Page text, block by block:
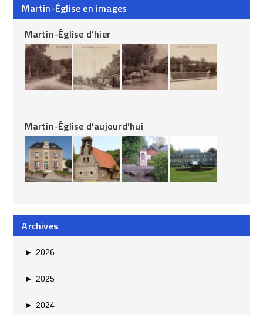
Martin-Église en images
Martin-Église d’hier
Martin-Église d’aujourd’hui
Archives
► 2026
► 2025
► 2024